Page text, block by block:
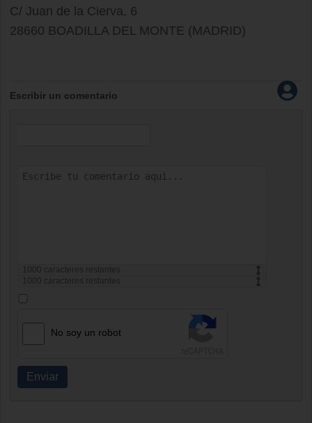
C/ Juan de la Cierva, 6
28660 BOADILLA DEL MONTE (MADRID)
Escribir un comentario
caracteres restantes
caracteres restantes
No soy un robot
Enviar